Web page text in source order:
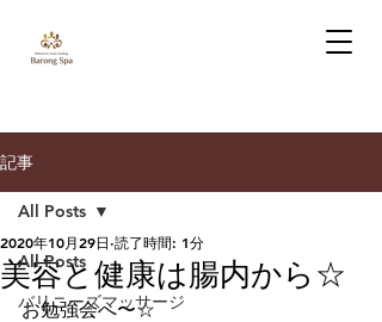
記事
All Posts
バリニーズマッサージ
All Posts
美容と健康は腸内から☆
2020年10月29日 読了時間: 1分
お勉強会へ〜☆